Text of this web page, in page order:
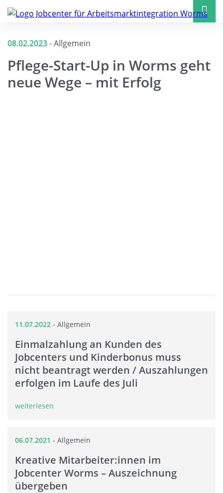
08.02.2023-Allgemein
Pflege-Start-Up in Worms geht
neue Wege – mit Erfolg
11.07.2022 - Allgemein
Einmalzahlung an Kunden des
Jobcenters und Kinderbonus muss
nicht beantragt werden / Auszahlungen
erfolgen im Laufe des Juli
weiterlesen
06.07.2021 - Allgemein
Kreative Mitarbeiter:innen im
Jobcenter Worms – Auszeichnung
übergeben